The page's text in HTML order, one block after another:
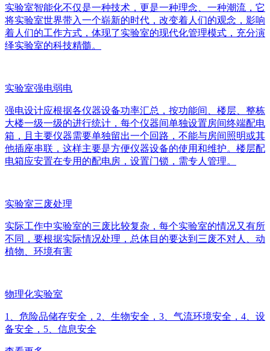
实验室智能化不仅是一种技术，更是一种理念、一种潮流，它
将实验室世界带入一个崭新的时代，改变着人们的观念，影响
着人们的工作方式，体现了实验室的现代化管理模式，充分演
绎实验室的科技精髓。
实验室强电弱电
强电设计应根据各仪器设备功率汇总，按功能间、楼层、整栋
大楼一级一级的进行统计，每个仪器间单独设置房间终端配电
箱，且主要仪器需要单独留出一个回路，不能与房间照明或其
他插座串联，这样主要是方便仪器设备的使用和维护。楼层配
电箱应安置在专用的配电房，设置门锁，需专人管理。
实验室三废处理
实际工作中实验室的三废比较复杂，每个实验室的情况又有所
不同，要根据实际情况处理，总体目的要达到三废不对人、动
植物、环境有害
物理化实验室
1、危险品储存安全，2、生物安全，3、气流环境安全，4、设
备安全，5、信息安全